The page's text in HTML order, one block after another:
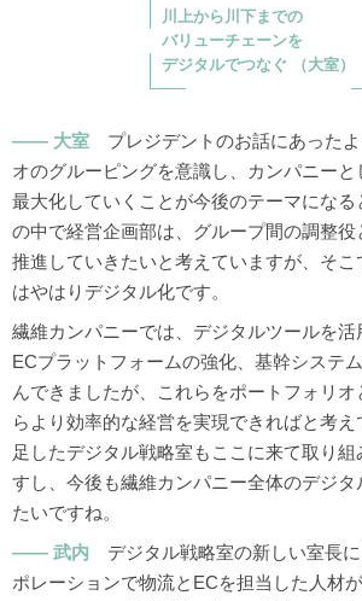
川上から川下までの
バリューチェーンを
デジタルでつなぐ （大室）
大室
プレジデントのお話にあった
オのグルーピングを意識し、カンパニー
最大化していくことが今後のテーマにな
の中で経営企画部は、グループ間の調整
推進していきたいと考えていますが、そ
はやはりデジタル化です。
繊維カンパニーでは、デジタルツールを
ECプラットフォームの強化、基幹システ
んできましたが、これらをポートフォリ
らより効率的な経営を実現できればと考
足したデジタル戦略室もここに来て取り組
すし、今後も繊維カンパニー全体のデジタ
たいですね。
武内
デジタル戦略室の新しい室長
ポレーションで物流とECを担当した人材